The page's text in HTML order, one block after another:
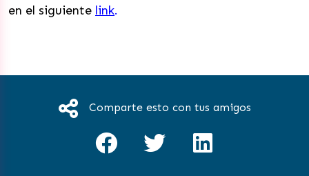
en el siguiente link.
Comparte esto con tus amigos